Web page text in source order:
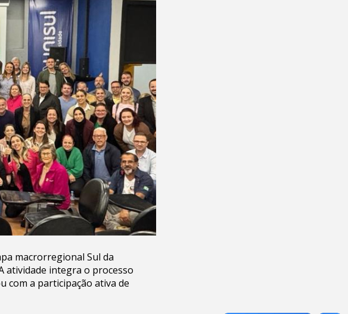
macrorregional Sul da
atividade integra o processo
com a participação ativa de